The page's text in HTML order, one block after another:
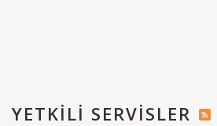
YETKILI SERVISLER